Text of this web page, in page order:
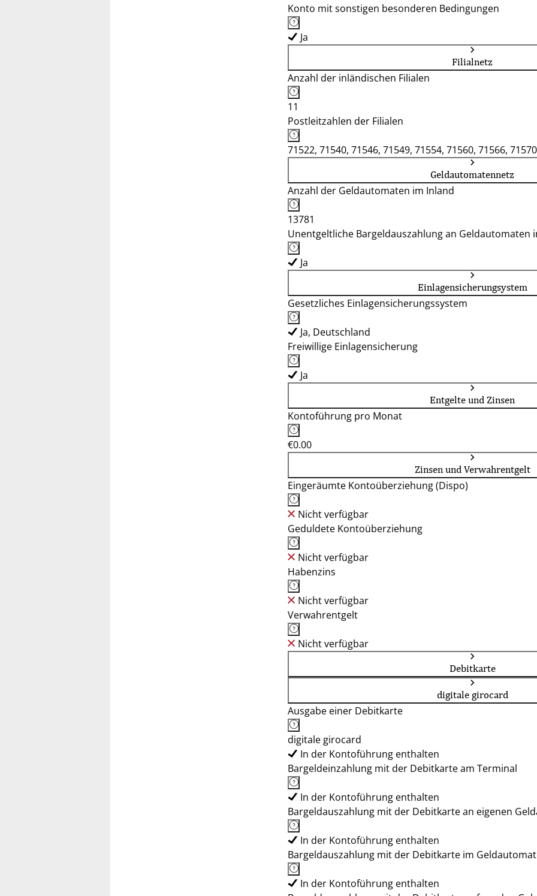
Konto mit sonstigen besonderen Bedingungen
Ja
Filialnetz
Anzahl der inländischen Filialen
11
Postleitzahlen der Filialen
71522, 71540, 71546, 71549, 71554, 71560, 71566,
Geldautomatennetz
Anzahl der Geldautomaten im Inland
13781
Unentgeltliche Bargeldauszahlung an Geldautomaten
Ja
Einlagensicherungsystem
Gesetzliches Einlagensicherungssystem
Ja, Deutschland
Freiwillige Einlagensicherung
Ja
Entgelte und Zinsen
Kontoführung pro Monat
€0.00
Zinsen und Verwahrentgelt
Eingeräumte Kontoüberziehung (Dispo)
Nicht verfügbar
Geduldete Kontoüberziehung
Nicht verfügbar
Habenzins
Nicht verfügbar
Verwahrentgelt
Nicht verfügbar
Debitkarte
digitale girocard
Ausgabe einer Debitkarte
digitale girocard
In der Kontoführung enthalten
Bargeldeinzahlung mit der Debitkarte am Terminal
In der Kontoführung enthalten
Bargeldauszahlung mit der Debitkarte an eigenen
In der Kontoführung enthalten
Bargeldauszahlung mit der Debitkarte im
In der Kontoführung enthalten